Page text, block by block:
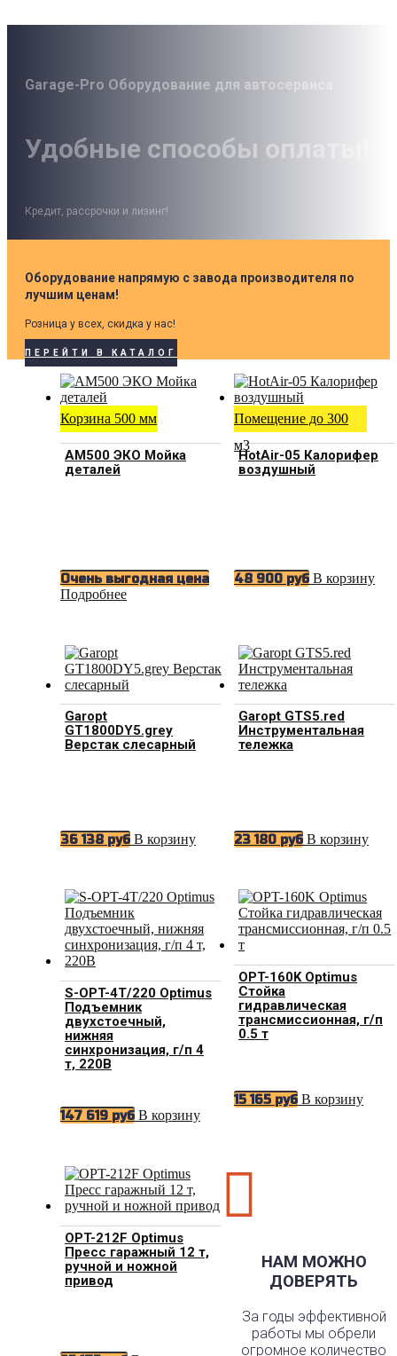
Garage-Pro Оборудование для автосервиса
Удобные способы оплаты!
Кредит, рассрочки и лизинг!
Оборудование напрямую с завода производителя по
лучшим ценам!
Розница у всех, скидка у нас!
ПЕРЕЙТИ В КАТАЛОГ
Корзина 500 мм
АМ500 ЭКО Мойка
деталей
Очень выгодная цена
Подробнее
Помещение до 300
м3
HotAir-05 Калорифер
воздушный
48 900 руб В корзину
Garopt
GT1800DY5.grey
Верстак слесарный
36 138 руб В корзину
Garopt GTS5.red
Инструментальная
тележка
23 180 руб В корзину
S-OPT-4T/220 Optimus
Подъемник
двухстоечный,
нижняя
синхронизация, г/п 4
т, 220В
147 619 руб В корзину
OPT-160K Optimus
Стойка
гидравлическая
трансмиссионная, г/п
0.5 т
15 165 руб В корзину
OPT-212F Optimus
Пресс гаражный 12 т,
ручной и ножной
привод

НАМ МОЖНО
ДОВЕРЯТЬ
За годы эффективной
работы мы обрели
огромное количество